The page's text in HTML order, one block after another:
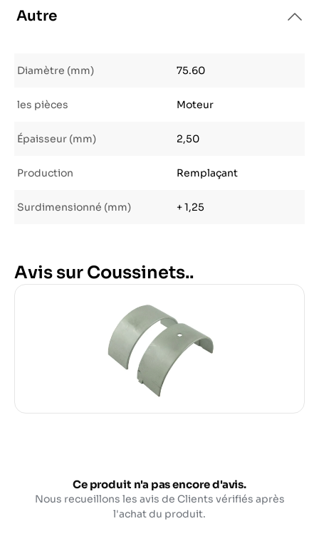
Autre
Diamètre (mm) 75.60
les pièces Moteur
Épaisseur (mm) 2,50
Production Remplaçant
Surdimensionné (mm) + 1,25
Avis sur Coussinets..
Ce produit n'a pas encore d'avis.
Nous recueillons les avis de Clients vérifiés après
l'achat du produit.